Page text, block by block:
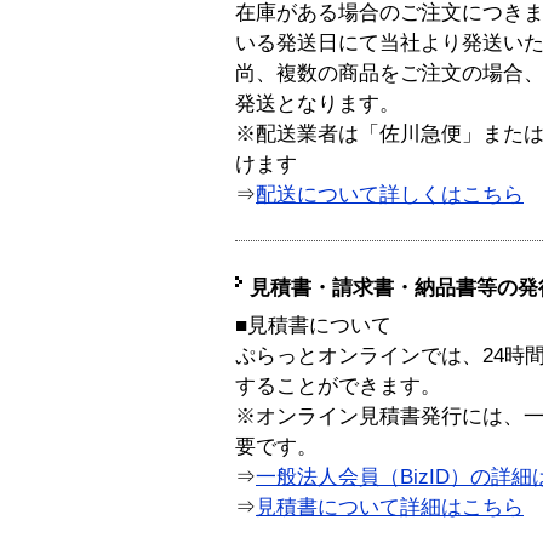
在庫がある場合のご注文につき
いる発送日にて当社より発送い
尚、複数の商品をご注文の場合
発送となります。
※配送業者は「佐川急便」また
けます
⇒配送について詳しくはこちら
見積書・請求書・納品書等の
■見積書について
ぷらっとオンラインでは、24時
することができます。
※オンライン見積書発行には、
要です。
⇒一般法人会員（BizID）の詳細
⇒ 見積書について詳細はこちら